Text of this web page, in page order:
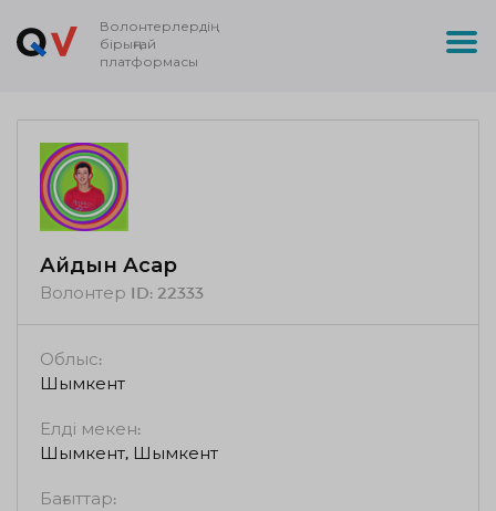
Волонтерлердің
бірыңғай
платформасы
Айдын Асқар
Волонтер ID: 22333
Облыс:
Шымкент
Елді мекен:
Шымкент, Шымкент
Бағыттар: